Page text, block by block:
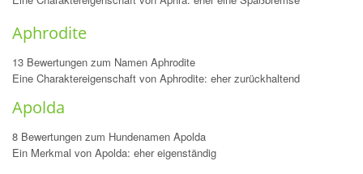
Aphrodite
13 Bewertungen zum Namen Aphrodite
Eine Charaktereigenschaft von Aphrodite: eher zurückhaltend
Apolda
8 Bewertungen zum Hundenamen Apolda
Ein Merkmal von Apolda: eher eigenständig